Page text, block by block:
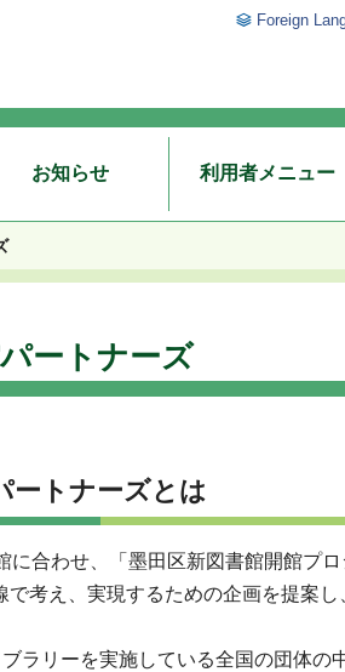
Foreign
お知らせ 利用者メニュー
ートナーズ
ートナーズとは
に合わせ、「墨田区新図書館開館プ
考え、実現するための企画を提案
ラリーを実施している全国の団体